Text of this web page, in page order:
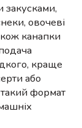
закусками,
овочеві
канапки
краще
або
формат